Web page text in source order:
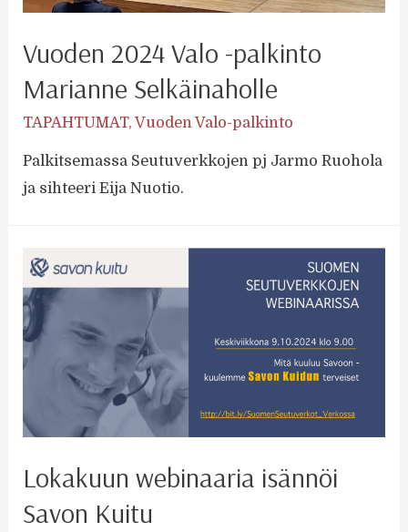
Vuoden 2024 Valo -palkinto
Marianne Selkäinaholle
TAPAHTUMAT,Vuoden Valo-palkinto
Palkitsemassa Seutuverkkojen pj Jarmo Ruohola
ja sihteeri Eija Nuotio.
Lokakuun webinaaria isännöi
Savon Kuitu